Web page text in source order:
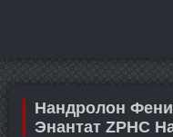
Нандролон
Энантат ZPHC